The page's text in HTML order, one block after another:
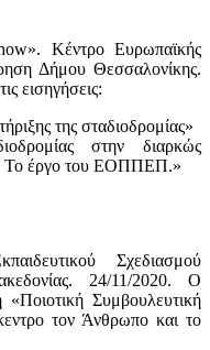
Κέντρο Ευρωπαϊκής
Δήμου Θεσσαλονίκης.
εισηγήσεις:
της σταδιοδρομίας»
στην διαρκώς
Το έργο του ΕΟΠΠΕΠ.»
Σχεδιασμού
24/11/2020. Ο
Συμβουλευτική
τον Άνθρωπο και το